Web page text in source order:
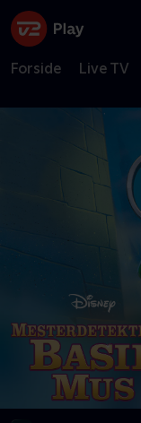
Forside Live TV